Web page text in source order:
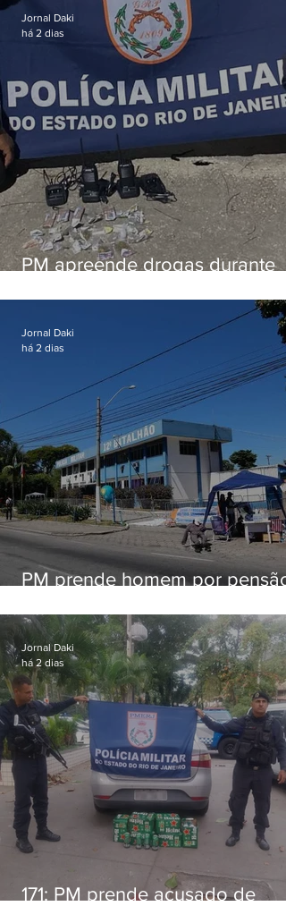
PM apreende drogas durante
Jornal Daki
há 2 dias
PM prende homem por pensão
Jornal Daki
há 2 dias
171: PM prende acusado de
Jornal Daki
há 2 dias